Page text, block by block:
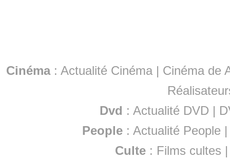
Cinéma: Actualité Cinéma | Cinéma de
Dvd : Actualité DVD |
People :Actualité People
Culte : Films cultes